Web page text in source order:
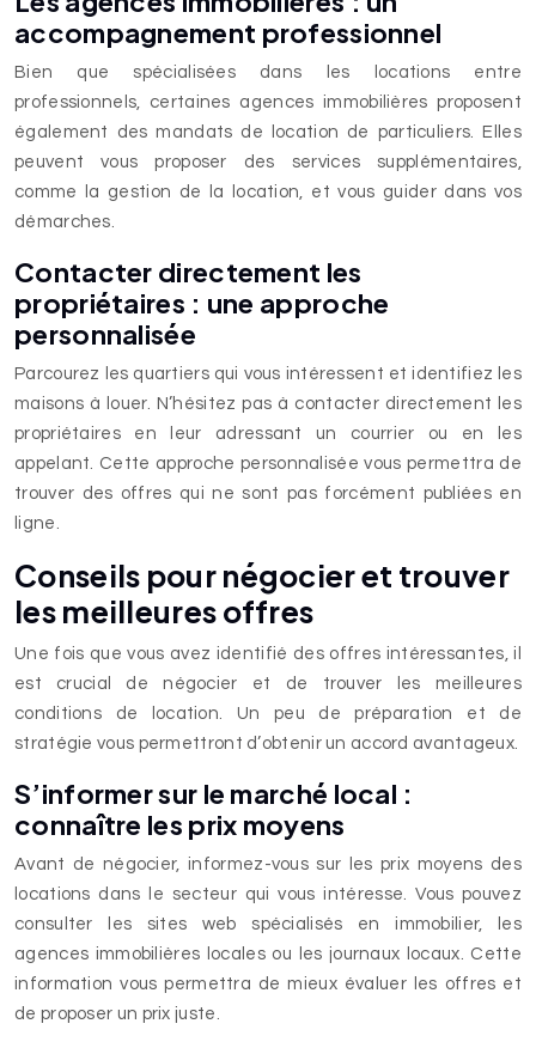
accompagnement professionnel
Bien que spécialisées dans les locations entre
professionnels, certaines agences immobilières proposent
également des mandats de location de particuliers. Elles
peuvent vous proposer des services supplémentaires,
comme la gestion de la location, et vous guider dans vos
démarches.
Contacter directement les
propriétaires : une approche
personnalisée
Parcourez les quartiers qui vous intéressent et identifiez les
maisons à louer. N’hésitez pas à contacter directement les
propriétaires en leur adressant un courrier ou en les
appelant. Cette approche personnalisée vous permettra de
trouver des offres qui ne sont pas forcément publiées en
ligne.
Conseils pour négocier et trouver
les meilleures offres
Une fois que vous avez identifié des offres intéressantes, il
est crucial de négocier et de trouver les meilleures
conditions de location. Un peu de préparation et de
stratégie vous permettront d’obtenir un accord avantageux.
S’informer sur le marché local :
connaître les prix moyens
Avant de négocier, informez-vous sur les prix moyens des
locations dans le secteur qui vous intéresse. Vous pouvez
consulter les sites web spécialisés en immobilier, les
agences immobilières locales ou les journaux locaux. Cette
information vous permettra de mieux évaluer les offres et
de proposer un prix juste.